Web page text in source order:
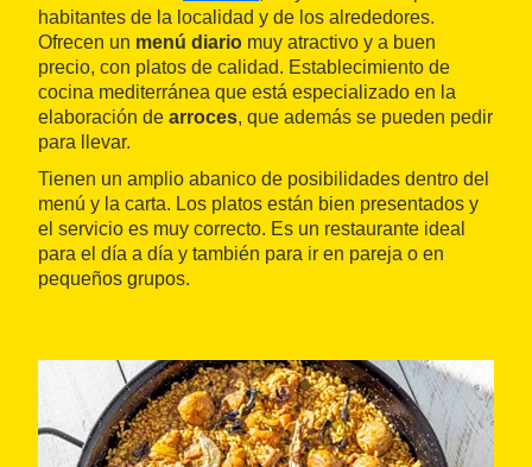
habitantes de la localidad y de los alrededores.
Ofrecen un menú diario muy atractivo y a buen
precio, con platos de calidad. Establecimiento de
cocina mediterránea que está especializado en la
elaboración de arroces, que además se pueden pedir
para llevar.
Tienen un amplio abanico de posibilidades dentro del
menú y la carta. Los platos están bien presentados y
el servicio es muy correcto. Es un restaurante ideal
para el día a día y también para ir en pareja o en
pequeños grupos.